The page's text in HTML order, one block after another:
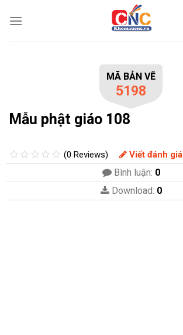
MÃ BẢN VẼ
5198
Mẫu phật giáo 108
(0 Reviews) Viết đánh giá
Bình luận: 0
Download: 0